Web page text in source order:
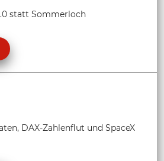
statt Sommerloch
DAX-Zahlenflut und SpaceX